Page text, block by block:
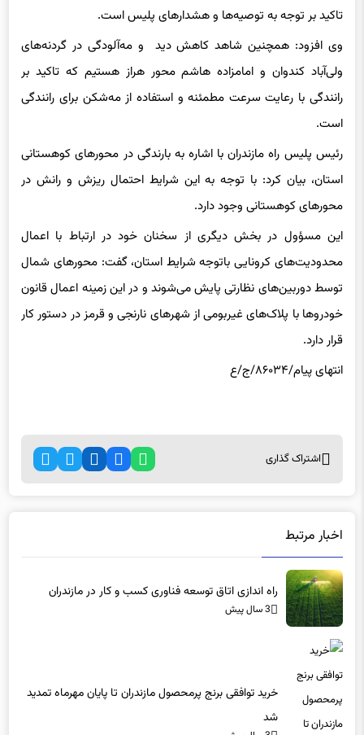
تاکید بر توجه به توصیه‌ها و هشدارهای پلیس است.
وی افزود: همچنین شاهد کاهش دید و مه‌آلودگی در گردنه‌های
ولی‌آباد کندوان و امامزاده هاشم محور هراز هستیم که تاکید بر
رانندگی با رعایت سرعت مطمئنه و استفاده از مه‌شکن برای رانندگی
است.
رئیس پلیس راه مازندران با اشاره به بارندگی در محورهای کوهستانی
استان، بیان کرد: با توجه به این شرایط احتمال ریزش و رانش در
محورهای کوهستانی وجود دارد.
این مسؤول در بخش دیگری از سخنان خود در ارتباط با اعمال
محدودیت‌های کرونایی باتوجه شرایط استان، گفت: محورهای شمال
توسط دوربین‌های نظارتی پایش می‌شوند و در این زمینه اعمال قانون
خودروها با پلاک‌های غیربومی از شهرهای نارنجی و قرمز در دستور کار
قرار دارد.
انتهای پیام/۸۶۰۳۴/ج/ع
اشتراک گذاری
اخبار مرتبط
راه اندازی اتاق توسعه فناوری کسب و کار در مازندران
3 سال پیش
خرید توافقی برنج پرمحصول مازندران تا پایان مهرماه تمدید
شد